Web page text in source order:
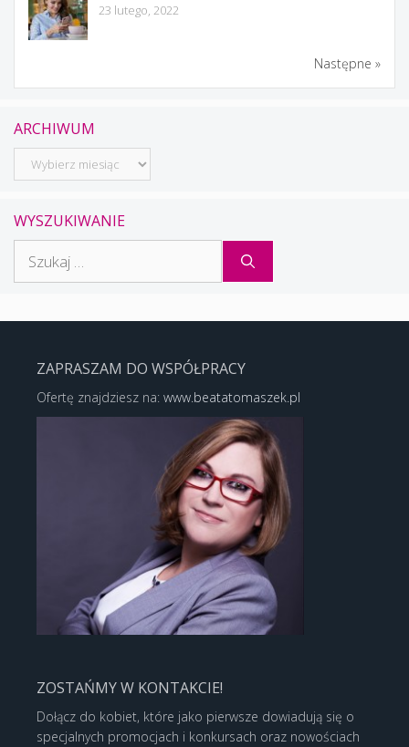
23 lutego, 2022
Następne »
ARCHIWUM
Archiwum
WYSZUKIWANIE
ZAPRASZAM DO WSPÓŁPRACY
Ofertę znajdziesz na: www.beatatomaszek.pl
ZOSTAŃMY W KONTAKCIE!
Dołącz do kobiet, które jako pierwsze dowiadują się o
specjalnych promocjach i konkursach oraz nowościach